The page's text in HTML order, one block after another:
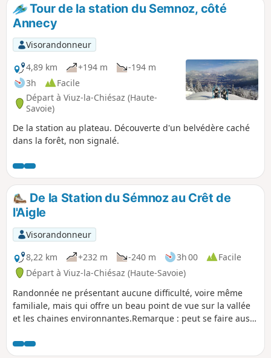
Tour de la station du Semnoz, côté
Annecy
Visorandonneur
4,89 km
+194 m
-194 m
3h
Facile
Départ à Viuz-la-Chiésaz (Haute-
Savoie)
De la station au plateau. Découverte d'un belvédère caché
dans la forêt, non signalé.
De la Station du Sémnoz au Crêt de
l'Aigle
Visorandonneur
8,22 km
+232 m -240 m 3h 00
Facile
Départ à Viuz-la-Chiésaz (Haute-Savoie)
Randonnée ne présentant aucune difficulté, voire même
familiale, mais qui offre un beau point de vue sur la vallée
et les chaines environnantes.Remarque : peut se faire aussi
des raquettes, la plus grande partie peut se faire sur les